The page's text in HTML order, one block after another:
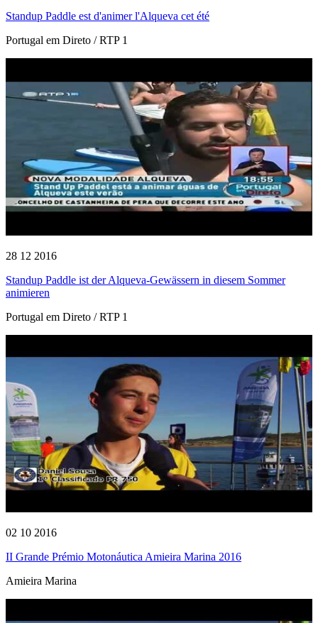
Standup Paddle est d'animer l'Alqueva cet été
Portugal em Direto / RTP 1
28 12 2016
Standup Paddle ist der Alqueva-Gewässern in diesem Sommer
animieren
Portugal em Direto / RTP 1
02 10 2016
II Grande Prémio Motonáutica Amieira Marina 2016
Amieira Marina